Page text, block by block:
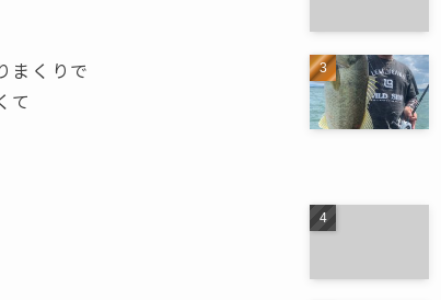
まくりで
て